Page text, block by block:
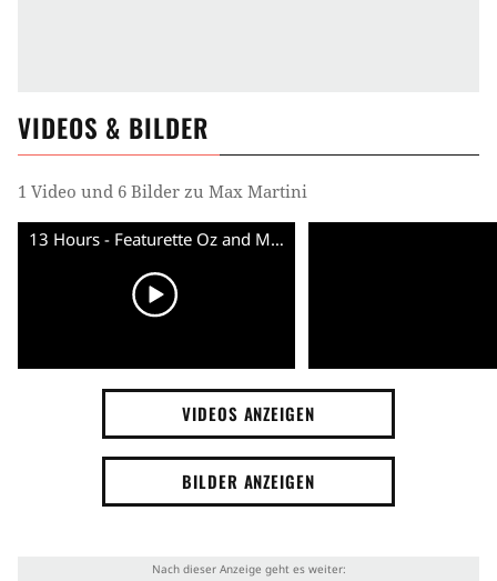
VIDEOS & BILDER
1 Video und 6 Bilder zu Max Martini
13 Hours - Featurette Oz and Max (English) HD
VIDEOS ANZEIGEN
BILDER ANZEIGEN